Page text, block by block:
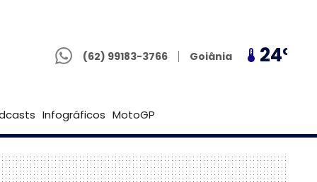
(62) 99183-3766
Goiânia 24º Brasília 21º
Infográficos MotoGP